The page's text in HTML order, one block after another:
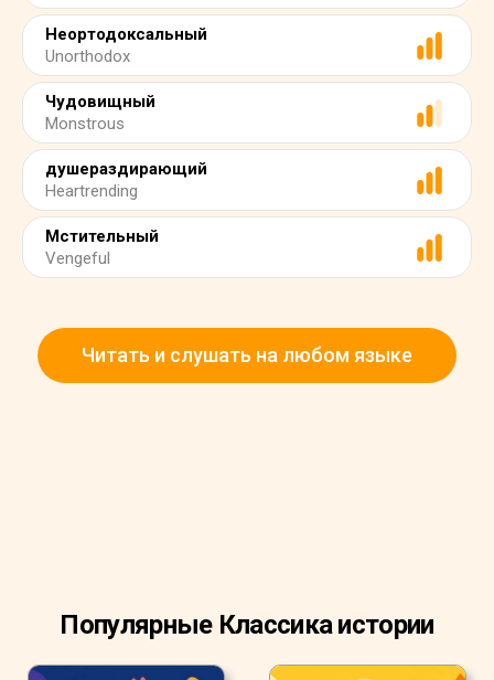
Неортодоксальный
Unorthodox
Чудовищный
Monstrous
душераздирающий
Heartrending
Мстительный
Vengeful
Читать и слушать на любом языке
Популярные Классика истории